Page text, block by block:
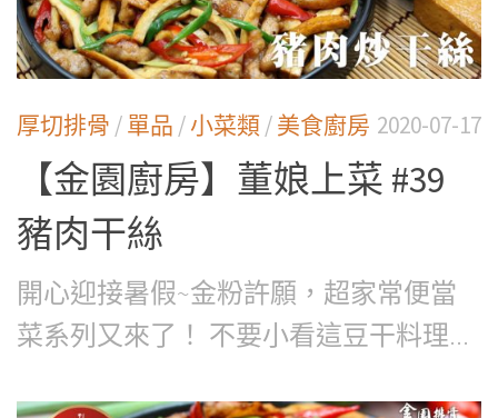
厚切排骨 /單品 /小菜類 /美食廚房 2020-07-17
【金園廚房】董娘上菜 #39
豬肉干絲
開心迎接暑假~金粉許願，超家常便當
菜系列又來了！ 不要小看這豆干料理...